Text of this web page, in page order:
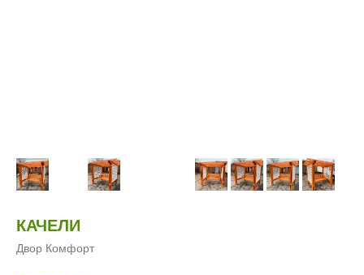
КАЧЕЛИ
Двор Комфорт